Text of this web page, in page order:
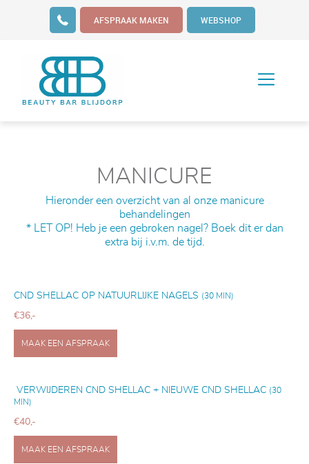
AFSPRAAK MAKEN WEBSHOP
MANICURE
Hieronder een overzicht van al onze manicure
behandelingen
* LET OP! Heb je een gebroken nagel? Boek dit er dan
extra bij i.v.m. de tijd.
CND SHELLAC OP NATUURLIJKE NAGELS (30 MIN)
€36,-
MAAK EEN AFSPRAAK
VERWIJDEREN CND SHELLAC + NIEUWE CND SHELLAC (30
MIN)
€40,-
MAAK EEN AFSPRAAK